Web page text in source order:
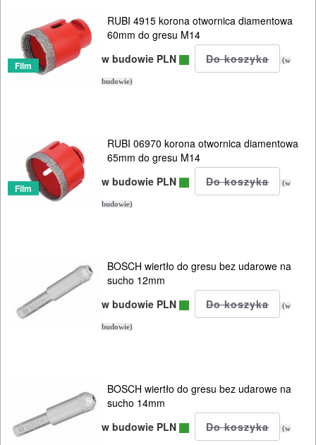
URZĄDZENIA
ROZRUCHOWE
PROSTOWNIKI
AGREGATY
PRĄDOWE
SPRZĘT
PILARKI-
KOSIARKI-
Film
RUBI 4915 korona otwornica diamentowa
60mm do gresu M14
w budowie PLN
(w
budowie)
Film
RUBI 06970 korona otwornica diamentowa
65mm do gresu M14
w budowie PLN
(w
budowie)
BOSCH wiertło do gresu bez udarowe na
sucho 12mm
w budowie PLN
(w
budowie)
BOSCH wiertło do gresu bez udarowe na
sucho 14mm
w budowie PLN
(w